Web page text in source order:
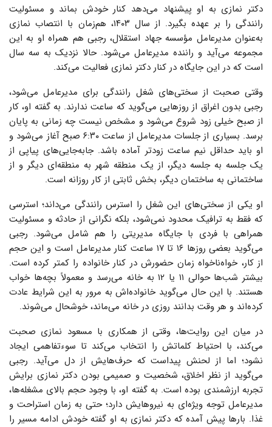
دکتر نمازی به او پیشنهاد می‌دهد کنار خودش بماند و مسئولیت
رانندگی را بر عهده بگیرد. از سال ۱۴۰۳، هم‌زمان با انتصاب نمازی
به‌عنوان مدیرعامل مؤسسه جهاد استقلال، رجبی هم همراه او به این
مجموعه می‌آید و راننده مدیرعامل می‌شود. حالا نزدیک به سه سال
است که در این جایگاه در کنار دکتر نمازی فعالیت می‌کند.
وقتی صحبت از سختی‌های شغل رانندگی برای مدیرعامل می‌شود،
رجبی بدون اغراق از روزهایی می‌گوید که ساعت ندارند. به گفته او، کار
از صبح خیلی زود شروع می‌شود و مشخص نیست چه زمانی به پایان
برسد. بسیاری از جلسات مدیرعامل از ساعت ۶:۳۰ صبح آغاز می‌شود و
او باید حداقل نیم ساعت زودتر آماده باشد. جابه‌جایی‌های پیاپی از
یک جلسه به جلسه دیگر، از یک منطقه شهر به منطقه‌ای دیگر و از
ساختمانی به ساختمان دیگر، بخش ثابتی از کار روزانه است.
او یکی از سختی‌های این شغل را استرس رانندگی می‌داند؛ استرسی
که فقط به ترافیک محدود نمی‌شود، بلکه نگرانی از حادثه و مسئولیت
همراهی با فردی با جایگاه مدیریتی را هم شامل می‌شود. رجبی
می‌گوید بعضی روزها ۱۶ تا ۱۷ ساعت کنار مدیرعامل است و این حجم
از کار، خواه‌ناخواه زمان حضورش در کنار خانواده را کمتر کرده است.
بیشتر شب‌ها حوالی ۱۱ یا ۱۲ به خانه می‌رسد و معمولاً بچه‌ها خواب
هستند. با این حال می‌گوید خانواده‌اش به مرور به این شرایط عادت
کرده‌اند و هر وقت بدانند روزی در خانه می‌ماند، خوشحال می‌شوند.
در میان این روایت‌ها، وقتی از همکاری با مسعود نمازی صحبت
می‌کند، با احتیاط کلماتش را انتخاب می‌کند تا سوءتفاهمی ایجاد
نشود؛ اما از لحنش پیداست که حرف‌هایش از دل می‌آید. رجبی
می‌گوید از نظر اخلاق، شخصیت و صمیمی بودن دکتر نمازی برایش
تجربه ارزشمندی بوده است. به گفته او، با وجود حجم بالای مشغله‌ها،
مدیرعامل توجه ویژه‌ای به نیروهایش دارد؛ حتی به زمان استراحت و
غذا. بارها پیش آمده که دکتر نمازی به او گفته خودش ادامه مسیر را